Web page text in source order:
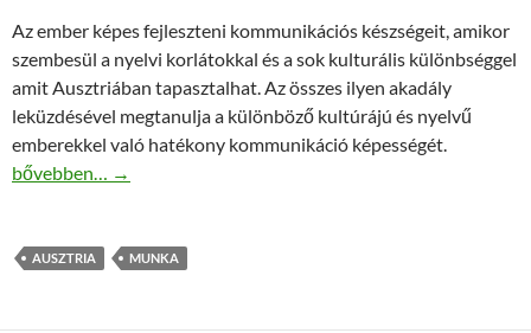
Az ember képes fejleszteni kommunikációs készségeit, amikor
szembesül a nyelvi korlátokkal és a sok kulturális különbséggel
amit Ausztriában tapasztalhat. Az összes ilyen akadály
leküzdésével megtanulja a különböző kultúrájú és nyelvű
emberekkel való hatékony kommunikáció képességét.
Ausztria munka jó környezetben
bővebben… →
AUSZTRIA MUNKA